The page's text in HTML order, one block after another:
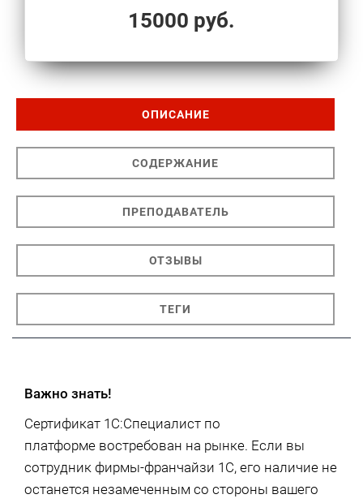
15000 руб.
ОПИСАНИЕ
СОДЕРЖАНИЕ
ПРЕПОДАВАТЕЛЬ
ОТЗЫВЫ
ТЕГИ
Важно знать!
Сертификат 1С:Специалист по
платформе востребован на рынке. Если вы
сотрудник фирмы-франчайзи 1С, его наличие не
останется незамеченным со стороны вашего